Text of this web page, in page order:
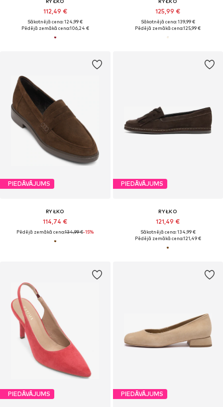
112,49 €
Sākotnējā cena: 124,99 €
Pēdējā zemākā cena:106,24 €
125,99 €
Sākotnējā cena: 139,99 €
Pēdējā zemākā cena:125,99 €
PIEDĀVĀJUMS
RYŁKO
114,74 €
Pēdējā zemākā cena:134,99 €-15%
PIEDĀVĀJUMS
RYŁKO
121,49 €
Sākotnējā cena: 134,99 €
Pēdējā zemākā cena:121,49 €
PIEDĀVĀJUMS PIEDĀVĀJUMS